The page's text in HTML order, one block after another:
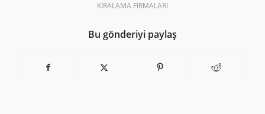
KIRALAMA FIRMALARI
Bu gönderiyi paylaş